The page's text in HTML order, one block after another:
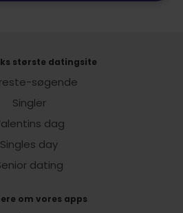
største datingsite
søgende
Singler
dag
Singles day
dating
om vores apps